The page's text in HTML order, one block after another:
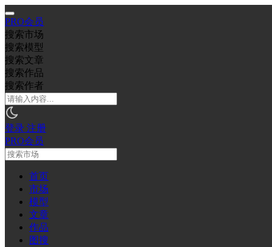
PRO会员
搜索市场
搜索模型
搜索文章
搜索作品
搜索作者
登录 注册
PRO会员
首页
市场
模型
文章
作品
图搜